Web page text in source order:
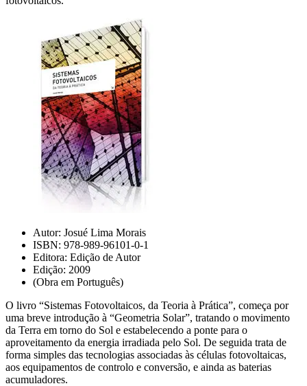
Autor: Josué Lima Morais
ISBN: 978-989-96101-0-1
Editora: Edição de Autor
Edição: 2009
(Obra em Português)
O livro “Sistemas Fotovoltaicos, da Teoria à Prática”, começa por
uma breve introdução à “Geometria Solar”, tratando o movimento
da Terra em torno do Sol e estabelecendo a ponte para o
aproveitamento da energia irradiada pelo Sol. De seguida trata de
forma simples das tecnologias associadas às células fotovoltaicas,
aos equipamentos de controlo e conversão, e ainda as baterias
acumuladores.